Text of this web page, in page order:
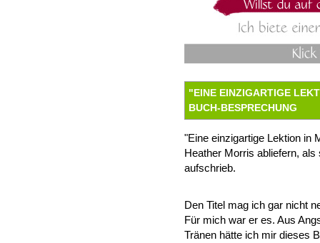
"EINE EINZIGARTIGE
BUCH-BESPRECHUNG
"Eine einzigartige Lektion in
Heather Morris abliefern,
aufschrieb.
Den Titel mag ich gar nicht
Für mich war er es. Aus
Tränen hätte ich mir dieses